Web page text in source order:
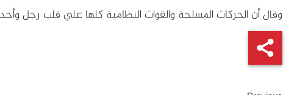
وقال أن الحركات المسلحة والقوات النظامية كلها علي قلب رجل